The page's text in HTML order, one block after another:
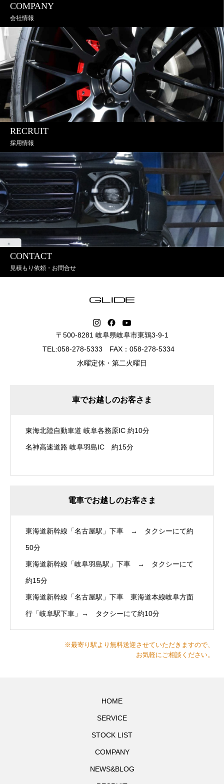
COMPANY
会社情報
RECRUIT
採用情報
CONTACT
見積もり依頼・お問合せ
〒500-8281 岐阜県岐阜市東鶉3-9-1
TEL:058-278-5333 FAX：058-278-5334
水曜定休・第二火曜日
車でお越しのお客さま
東海北陸自動車道 岐阜各務原IC 約10分
名神高速道路 岐阜羽島IC 約15分
電車でお越しのお客さま
東海道新幹線「名古屋駅」下車 → タクシーにて約
50分
東海道新幹線「岐阜羽島駅」下車 → タクシーにて
約15分
東海道新幹線「名古屋駅」下車 東海道本線岐阜方面
行「岐阜駅下車」→ タクシーにて約10分
※最寄り駅より無料送迎させていただきますので、
お気軽にご相談ください。
HOME
SERVICE
STOCK LIST
COMPANY
NEWS&BLOG